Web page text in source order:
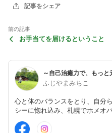
記事をシェア
前の記事
お手当てを届けるということ
ふじやまみちこ
心と体のバランスをとり、自分
シーに惚れ込み、札幌でホメオ
性ある代替療法も日々研究＆実践